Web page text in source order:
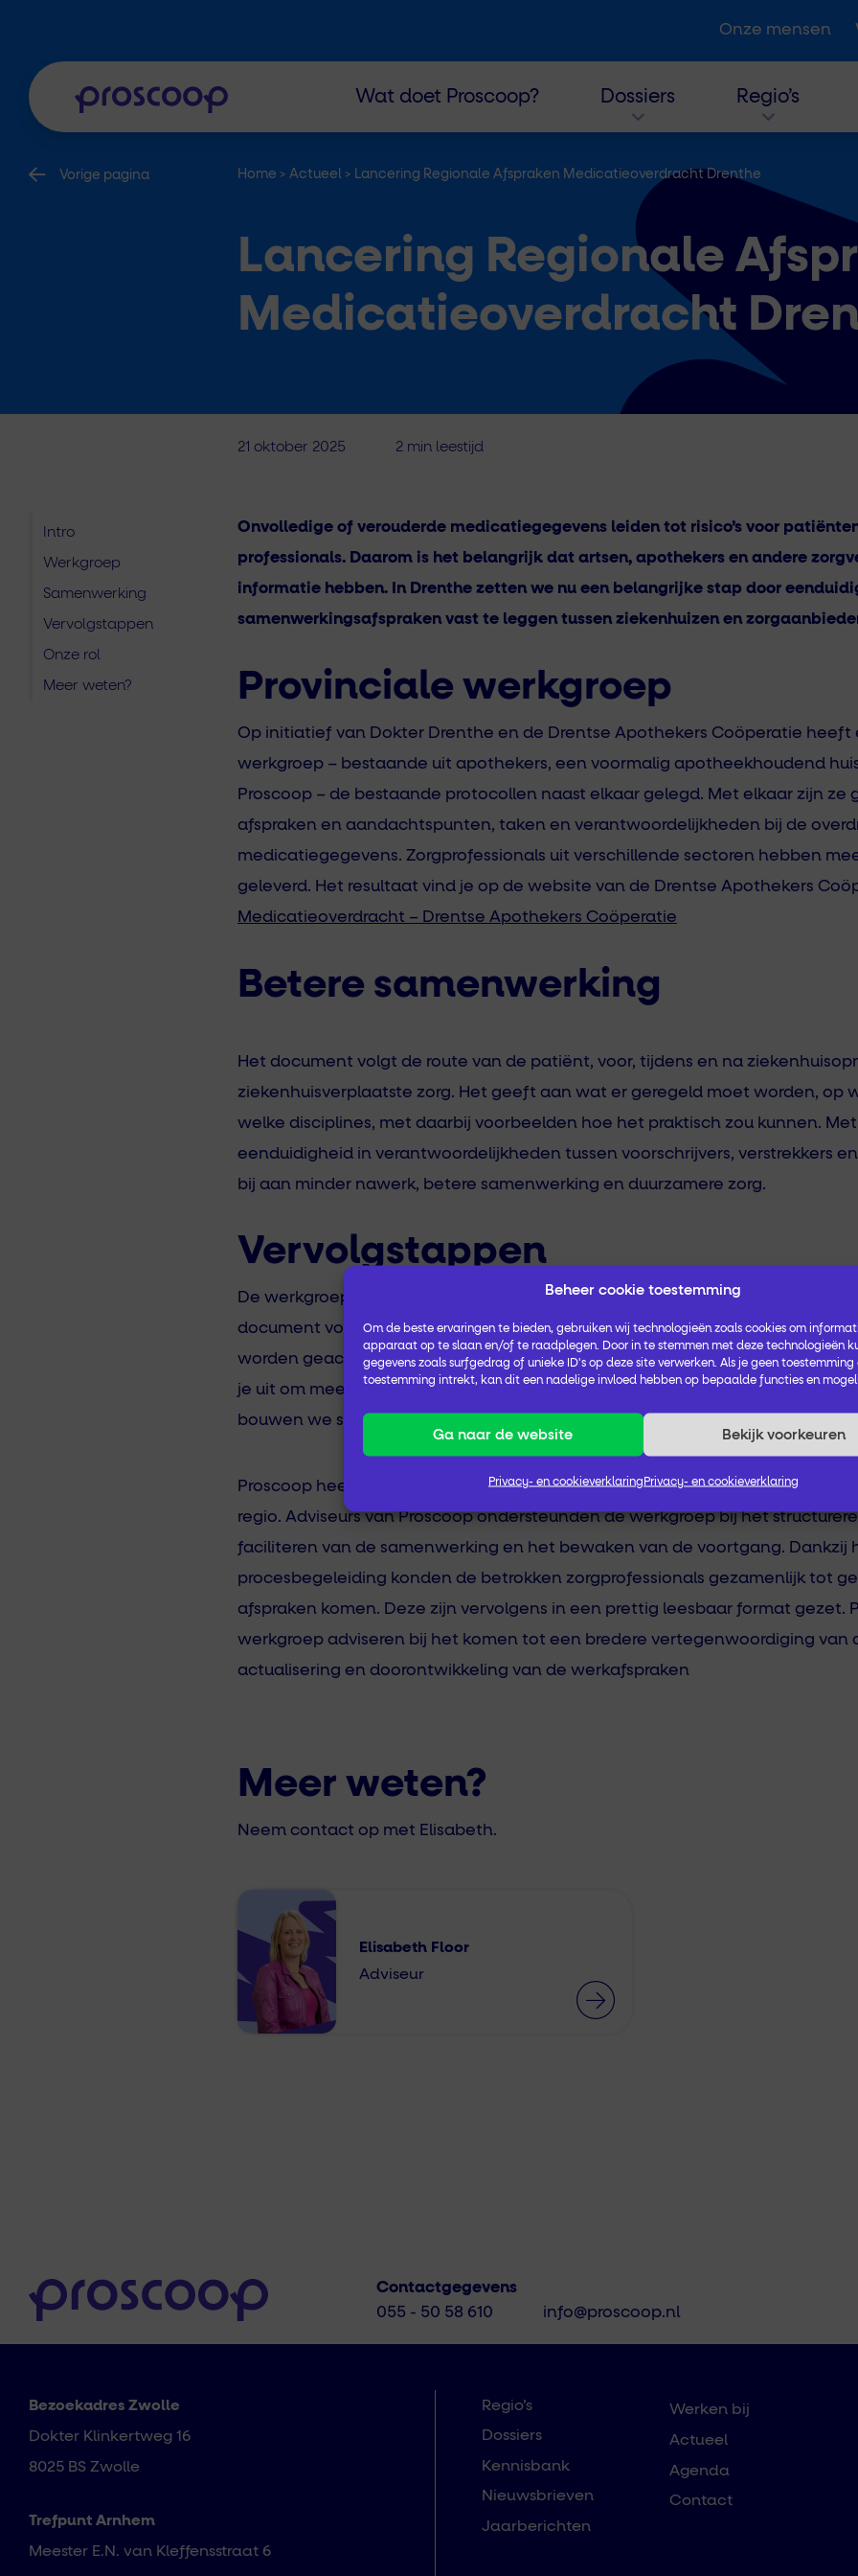
Beheer cookie toestemming
Om de beste ervaringen te bieden, gebruiken wij technologieën zoals cookies om
apparaat op te slaan en/of te raadplegen. Door in te stemmen met deze technologieën
gegevens zoals surfgedrag of unieke ID's op deze site verwerken. Als je geen
toestemming intrekt, kan dit een nadelige invloed hebben op bepaalde functies en
Ga naar de website Bekijk voorkeuren
Privacy- en cookieverklaring Privacy- en cookieverklaring
Onze mensen
Wat doet Proscoop? Dossiers Regio’s
Vorige pagina Home > Actueel > Lancering Regionale Afspraken Medicatieoverdracht Drenthe
Lancering Regionale
Medicatieoverdracht
21 oktober 2025 2 min leestijd
Intro
Werkgroep
Samenwerking
Vervolgstappen
Onze rol
Meer weten?
Onvolledige of verouderde medicatiegegevens leiden tot risico’s voor
professionals. Daarom is het belangrijk dat artsen, apothekers en andere
informatie hebben. In Drenthe zetten we nu een belangrijke stap door
samenwerkingsafspraken vast te leggen tussen ziekenhuizen en
Provinciale werkgroep
Op initiatief van Dokter Drenthe en de Drentse Apothekers Coöperatie heeft
werkgroep – bestaande uit apothekers, een voormalig apotheekhoudend
Proscoop – de bestaande protocollen naast elkaar gelegd. Met elkaar zijn ze
afspraken en aandachtspunten, taken en verantwoordelijkheden bij de
medicatiegegevens. Zorgprofessionals uit verschillende sectoren hebben
geleverd. Het resultaat vind je op de website van de Drentse Apothekers
Medicatieoverdracht – Drentse Apothekers Coöperatie
Betere samenwerking
Het document volgt de route van de patiënt, voor, tijdens en na
ziekenhuisverplaatste zorg. Het geeft aan wat er geregeld moet worden, op
welke disciplines, met daarbij voorbeelden hoe het praktisch zou kunnen.
eenduidigheid in verantwoordelijkheden tussen voorschrijvers, verstrekkers
bij aan minder nawerk, betere samenwerking en duurzamere zorg.
Vervolgstappen
De werkgroep blijft actief en wordt verbreed met vertegenwoordigers uit de
document vormt een mooie basis voor het verder uitbouwen van de
worden geactualiseerd op basis van de provinciale ontwikkelingen. Als
je uit om mee te lezen, input te leveren en het document te omarmen als
bouwen we samen aan een veilige en efficiënte medicatieoverdracht in
Proscoop heeft het traject begeleid in de rol van onafhankelijke
regio. Adviseurs van Proscoop ondersteunden de werkgroep bij het
faciliteren van de samenwerking en het bewaken van de voortgang. Dankzij
procesbegeleiding konden de betrokken zorgprofessionals gezamenlijk tot
afspraken komen. Deze zijn vervolgens in een prettig leesbaar format gezet.
werkgroep adviseren bij het komen tot een bredere vertegenwoordiging van
actualisering en doorontwikkeling van de werkafspraken
Meer weten?
Neem contact op met Elisabeth.
Elisabeth Floor
Adviseur
Contactgegevens
055 - 50 58 610
info@proscoop.nl
Bezoekadres Zwolle
Dokter Klinkertweg 16
8025 BS Zwolle
Trefpunt Arnhem
Meester E.N. van Kleffensstraat 6
Regio’s
Dossiers
Kennisbank
Nieuwsbrieven
Jaarberichten
Werken bij
Actueel
Agenda
Contact